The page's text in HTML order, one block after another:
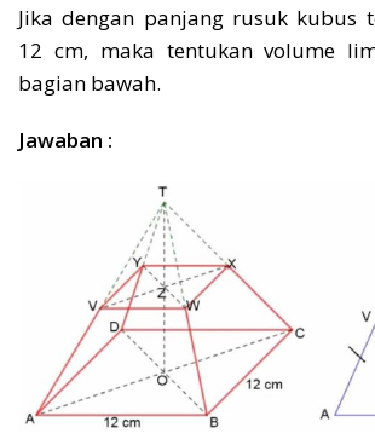
Jika dengan panjang rusuk kubus
12 cm, maka tentukan volume
bagian bawah.
Jawaban :